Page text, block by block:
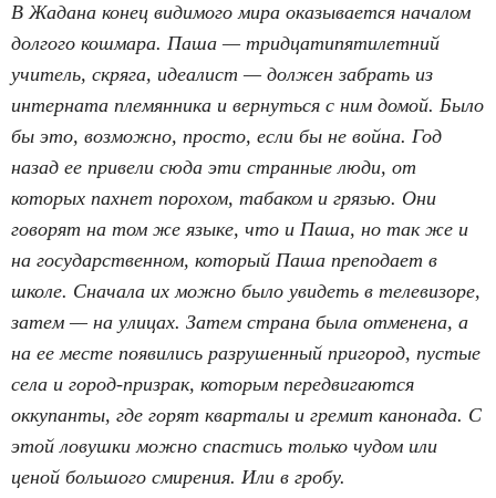
В Жадана конец видимого мира оказывается началом
долгого кошмара. Паша — тридцатипятилетний
учитель, скряга, идеалист — должен забрать из
интерната племянника и вернуться с ним домой. Было
бы это, возможно, просто, если бы не война. Год
назад ее привели сюда эти странные люди, от
которых пахнет порохом, табаком и грязью. Они
говорят на том же языке, что и Паша, но так же и
на государственном, который Паша преподает в
школе. Сначала их можно было увидеть в телевизоре,
затем — на улицах. Затем страна была отменена, а
на ее месте появились разрушенный пригород, пустые
села и город-призрак, которым передвигаются
оккупанты, где горят кварталы и гремит канонада. С
этой ловушки можно спастись только чудом или
ценой большого смирения. Или в гробу.